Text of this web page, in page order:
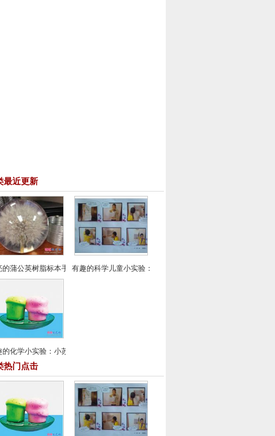
最近更新
的蒲公英树脂标本手工制作有趣的科学儿童小实验：带电的报纸
的化学小实验：小苏打+白醋
热门点击